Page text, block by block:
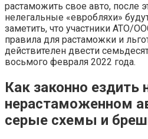
растаможить свое авто, после
нелегальные «евробляхи»
заметить, что участники АТО/
правила для растаможки и
действителен двести
восьмого февраля 2022 года.
Как законно ездить
нерастаможенном
серые схемы и